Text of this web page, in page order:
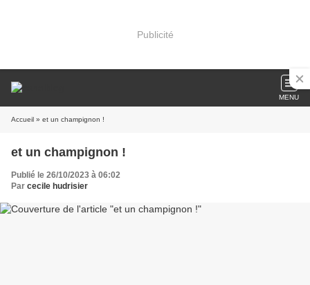
Publicité
MENU
Accueil » et un champignon !
et un champignon !
Publié le 26/10/2023 à 06:02
Par cecile hudrisier